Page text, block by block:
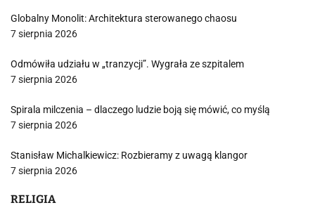
Globalny Monolit: Architektura sterowanego chaosu
7 sierpnia 2026
Odmówiła udziału w „tranzycji”. Wygrała ze szpitalem
7 sierpnia 2026
Spirala milczenia – dlaczego ludzie boją się mówić, co myślą
7 sierpnia 2026
Stanisław Michalkiewicz: Rozbieramy z uwagą klangor
7 sierpnia 2026
RELIGIA